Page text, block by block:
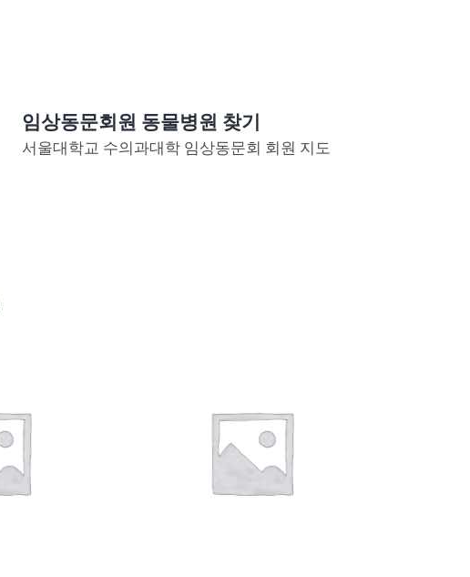
임상동문회원 동물병원 찾기
서울대학교 수의과대학 임상동문회 회원 지도